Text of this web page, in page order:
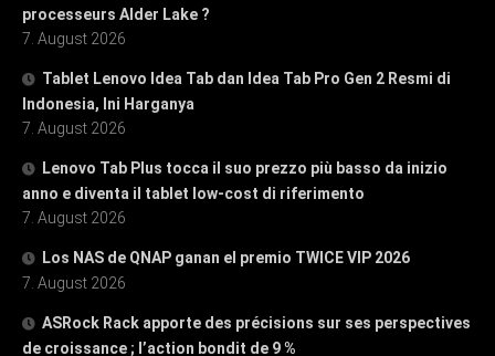
processeurs Alder Lake ?
7. August 2026
Tablet Lenovo Idea Tab dan Idea Tab Pro Gen 2 Resmi di
Indonesia, Ini Harganya
7. August 2026
Lenovo Tab Plus tocca il suo prezzo più basso da inizio
anno e diventa il tablet low-cost di riferimento
7. August 2026
Los NAS de QNAP ganan el premio TWICE VIP 2026
7. August 2026
ASRock Rack apporte des précisions sur ses perspectives
de croissance ; l’action bondit de 9 %